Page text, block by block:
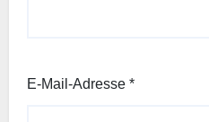
E-Mail-Adresse *